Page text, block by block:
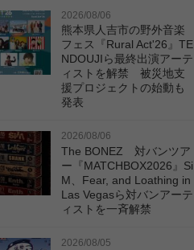
2026/08/06
熊本県人吉市の野外音楽
フェス『Rural Act'26』TE
NDOUJIら最終出演アーテ
ィストを解禁 被災地支
援プロジェクトの始動も
発表
2026/08/06
The BONEZ 対バンツア
ー『MATCHBOX2026』Si
M、Fear, and Loathing in
Las Vegasら対バンアーテ
ィストを一斉解禁
2026/08/05